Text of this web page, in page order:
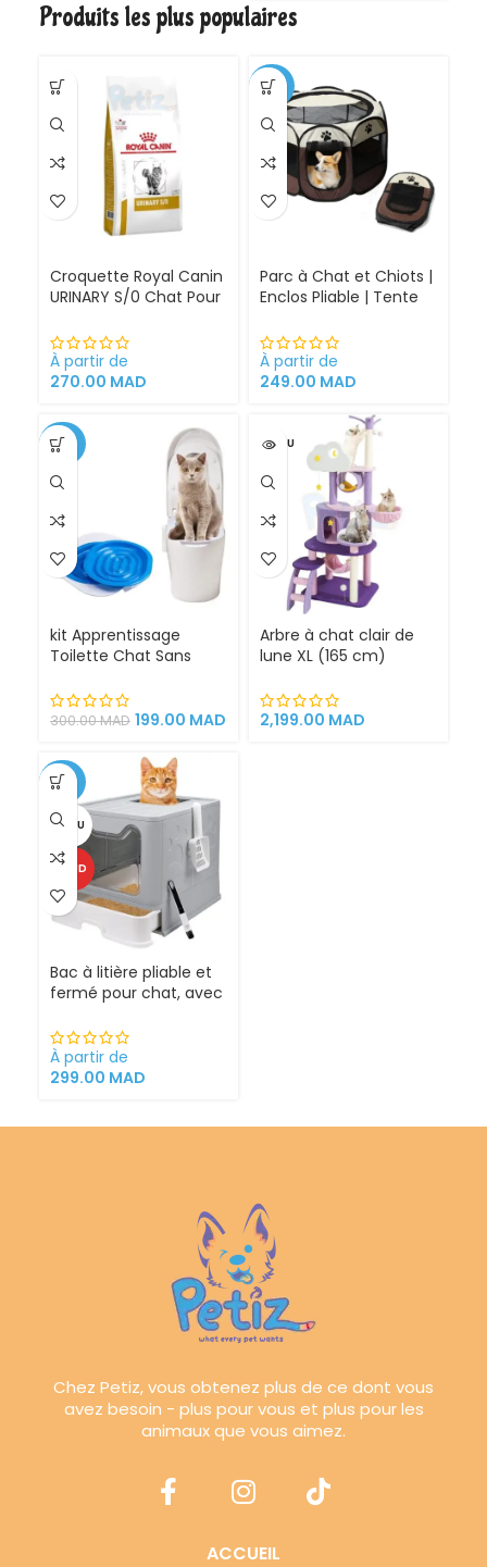
gestantes/allaitantes
Produits les plus populaires
Croquette Royal Canin
URINARY S/0 Chat Pour
Cystite régime
médicalisé
À partir de
270.00 MAD
-30%
Parc à Chat et Chiots |
Enclos Pliable | Tente
et extérieur
À partir de
249.00 MAD
-34%
kit Apprentissage
Toilette Chat Sans
300.00MAD 199.00 MAD
VENDU
Arbre à chat clair de
lune XL (165 cm)
chat griffoirs
2,199.00 MAD
-25%
VENDU
CHAUD
Bac à litière pliable et
fermé pour chat, avec
À partir de
299.00 MAD
Chez Petiz, vous obtenez plus de ce dont vous
avez besoin - plus pour vous et plus pour les
animaux que vous aimez.
ACCUEIL